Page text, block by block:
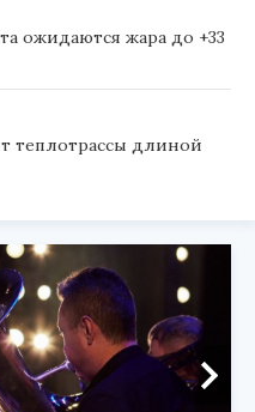
ожидаются жара до +33
теплотрассы длиной